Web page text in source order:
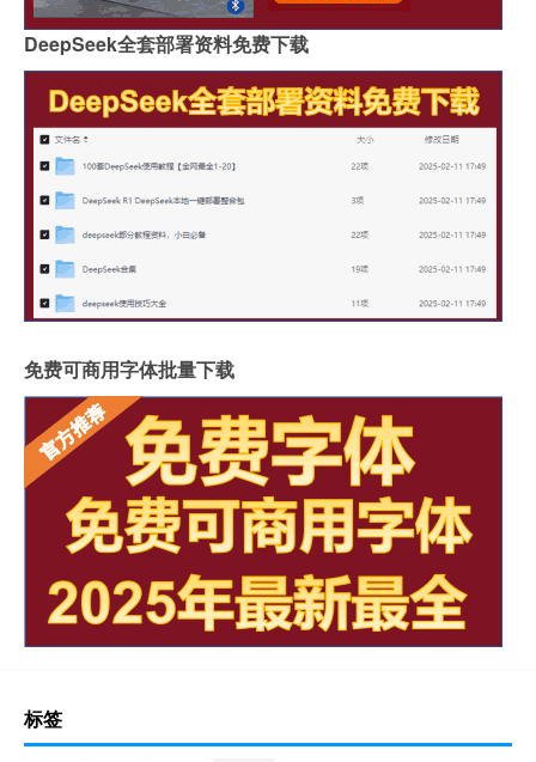
DeepSeek全套部署资料免费下载
免费可商用字体批量下载
标签